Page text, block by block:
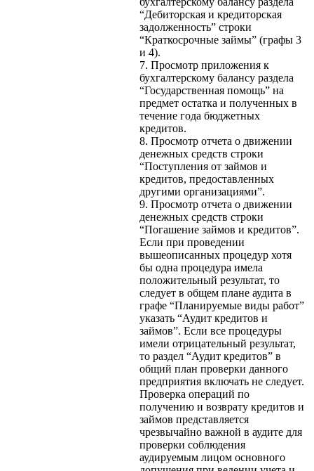
“Дебиторская и кредиторская
задолженность” строки
“Краткосрочные займы” (графы 3
и 4).
7. Просмотр приложения к
бухгалтерскому балансу раздела
“Государственная помощь” на
предмет остатка и полученных в
течение года бюджетных
кредитов.
8. Просмотр отчета о движении
денежных средств строки
“Поступления от займов и
кредитов, предоставленных
другими организациями”.
9. Просмотр отчета о движении
денежных средств строки
“Погашение займов и кредитов”.
Если при проведении
вышеописанных процедур хотя
бы одна процедура имела
положительный результат, то
следует в общем плане аудита в
графе “Планируемые виды работ”
указать “Аудит кредитов и
займов”. Если все процедуры
имели отрицательный результат,
то раздел “Аудит кредитов” в
общий план проверки данного
предприятия включать не следует.
Проверка операций по
получению и возврату кредитов и
займов представляется
чрезвычайно важной в аудите для
проверки соблюдения
аудируемым лицом основного